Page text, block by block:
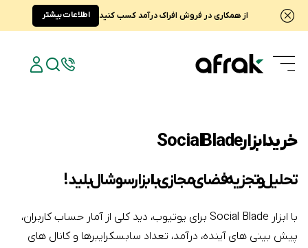
از همکاری در فروش افراک درآمد کسب کنید اطلاعات بیشتر
خرید ابزار Social Blade
تحلیل و تجزیه فضای مجازی با ابزار سوشال بلید!
با ابزار Social Blade برای یوتیوب، دید کلی از آمار حساب کاربران،
پیش بینی های آینده، درآمد، تعداد سابسکرایبرها و کانال های